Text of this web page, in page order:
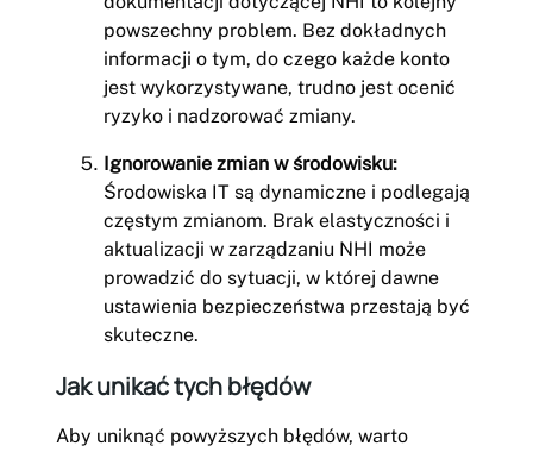
powszechny problem. Bez dokładnych
informacji o tym, do czego każde konto
jest wykorzystywane, trudno jest ocenić
ryzyko i nadzorować zmiany.
Ignorowanie zmian w środowisku:
Środowiska IT są dynamiczne i podlegają
częstym zmianom. Brak elastyczności i
aktualizacji w zarządzaniu NHI może
prowadzić do sytuacji, w której dawne
ustawienia bezpieczeństwa przestają być
skuteczne.
Jak unikać tych błędów
Aby uniknąć powyższych błędów, warto